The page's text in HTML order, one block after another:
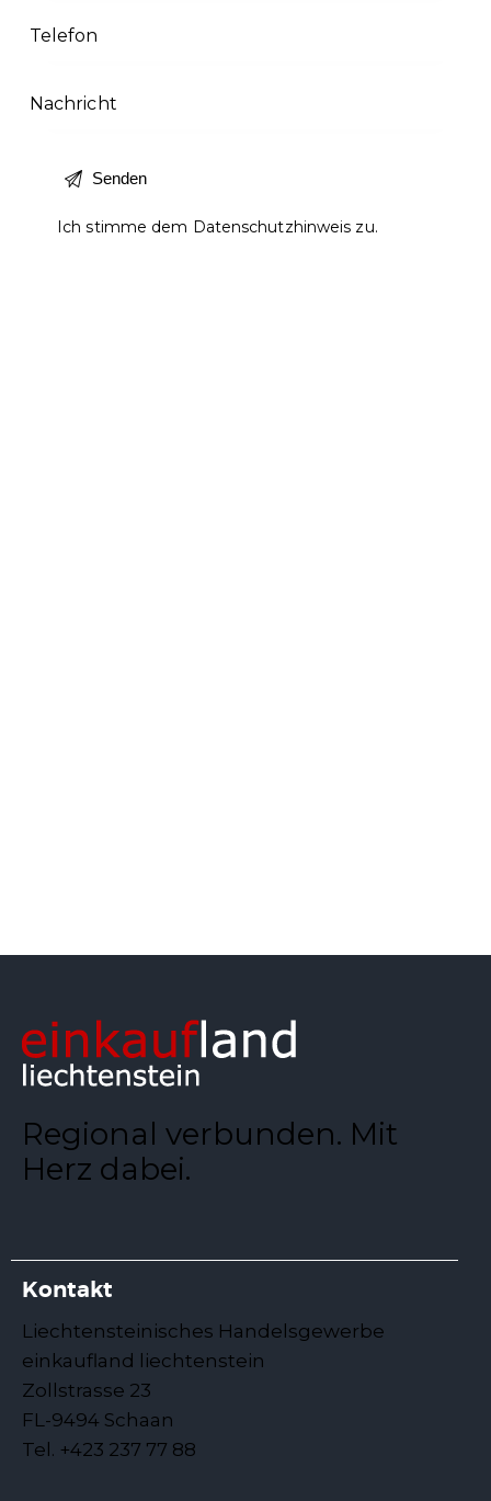
Ich stimme dem Datenschutzhinweis zu.
Regional verbunden. Mit
Herz dabei.
Kontakt
Liechtensteinisches Handelsgewerbe
einkaufland liechtenstein
Zollstrasse 23
FL-9494 Schaan
Tel. +423 237 77 88